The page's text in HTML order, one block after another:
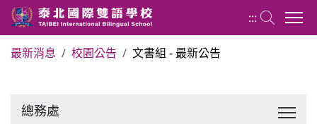
最新消息 校園公告 文書組 - 最新公告
總務處
:::
最新消息